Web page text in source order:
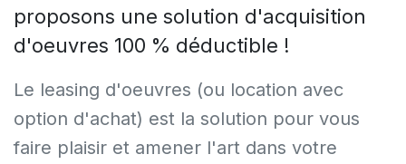
proposons une solution d'acquisition
d'oeuvres 100 % déductible !
Le leasing d'oeuvres (ou location avec
option d'achat) est la solution pour vous
faire plaisir et amener l'art dans votre